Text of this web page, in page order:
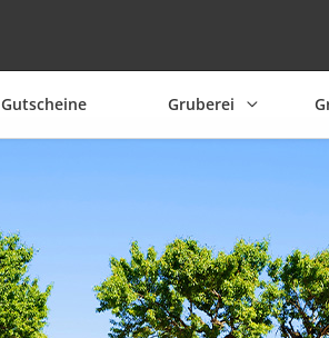
Gutscheine Gruberei